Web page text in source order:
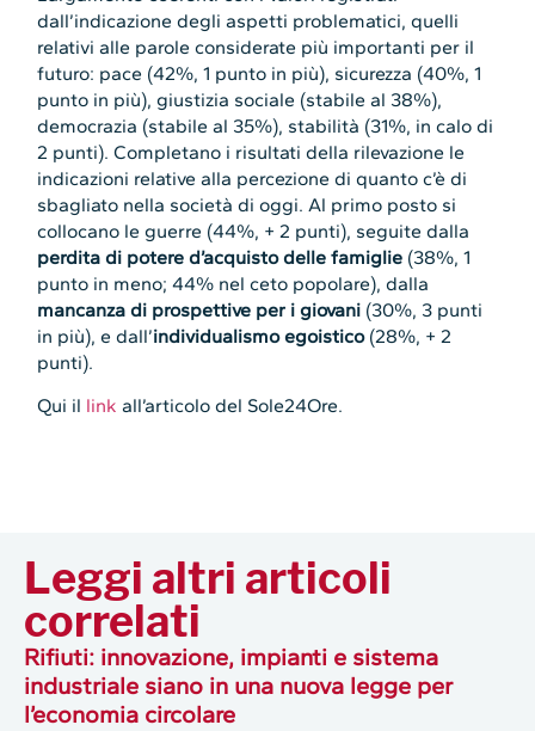
dall’indicazione degli aspetti problematici, quelli
relativi alle parole considerate più importanti per il
futuro: pace (42%, 1 punto in più), sicurezza (40%, 1
punto in più), giustizia sociale (stabile al 38%),
democrazia (stabile al 35%), stabilità (31%, in calo di
2 punti). Completano i risultati della rilevazione le
indicazioni relative alla percezione di quanto c’è di
sbagliato nella società di oggi. Al primo posto si
collocano le guerre (44%, + 2 punti), seguite dalla
perdita di potere d’acquisto delle famiglie (38%, 1
punto in meno; 44% nel ceto popolare), dalla
mancanza di prospettive per i giovani (30%, 3 punti
in più), e dall’individualismo egoistico(28%, + 2
punti).
Qui il link all’articolo del Sole24Ore.
Leggi altri articoli
correlati
Rifiuti: innovazione, impianti e sistema
industriale siano in una nuova legge per
l’economia circolare